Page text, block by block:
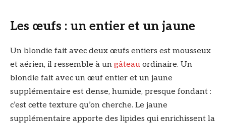
Les œufs : un entier et un jaune
Un blondie fait avec deux œufs entiers est mousseux
et aérien, il ressemble à un gâteau ordinaire. Un
blondie fait avec un œuf entier et un jaune
supplémentaire est dense, humide, presque fondant :
c’est cette texture qu’on cherche. Le jaune
supplémentaire apporte des lipides qui enrichissent la